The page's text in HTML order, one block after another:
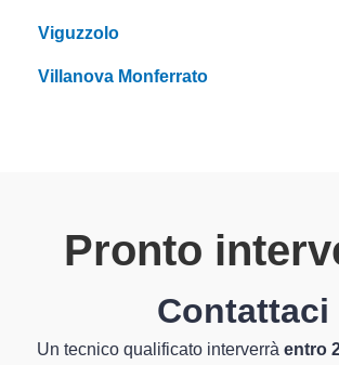
Viguzzolo
Villanova Monferrato
Pronto
Contattaci
Un tecnico qualificato interverrà entro